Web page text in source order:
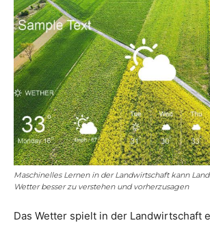
Maschinelles Lernen in der Landwirtschaft kann
Wetter besser zu verstehen und vorherzusagen
Das Wetter spielt in der Landwirtschaft